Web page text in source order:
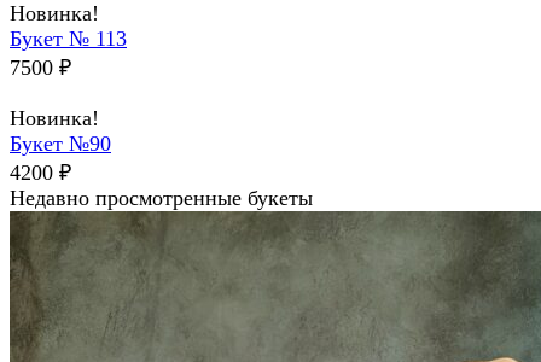
Новинка!
Букет № 113
7500 ₽
Новинка!
Букет №90
4200 ₽
Недавно просмотренные букеты